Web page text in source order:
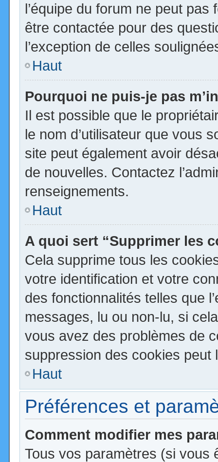
l’équipe du forum ne peut
être contactée pour des
l’exception de celles
Haut
Pourquoi ne puis-je pas
Il est possible que le
le nom d’utilisateur que vous
site peut également avoir
de nouvelles. Contactez
renseignements.
Haut
A quoi sert “Supprimer les
Cela supprime tous les
votre identification et votre
des fonctionnalités telles que
messages, lu ou non-lu, si
vous avez des problèmes de
suppression des cookies peut
Haut
Préférences et
Comment modifier mes
Tous vos paramètres (si vous